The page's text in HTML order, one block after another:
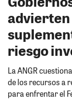
riesgo
La ANGR
de los recursos a
para enfrentar el